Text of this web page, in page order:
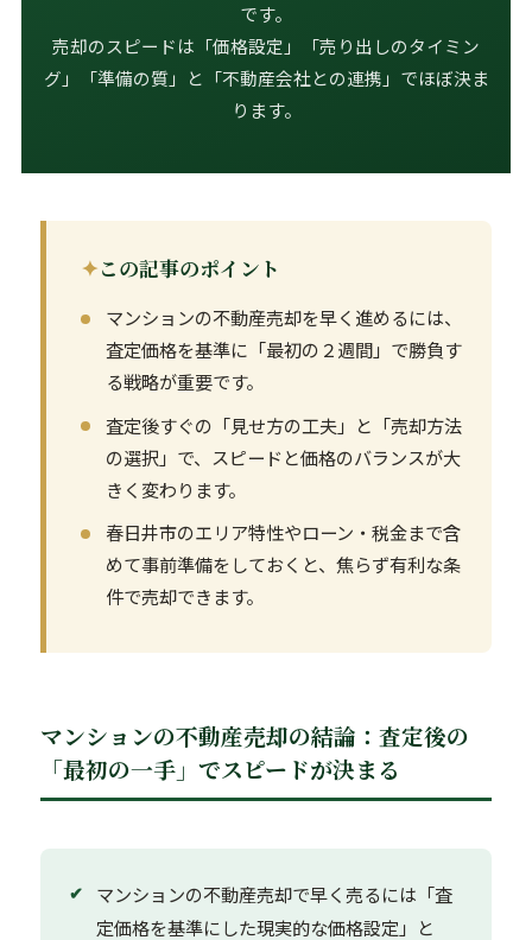
です。
売却のスピードは「価格設定」「売り出しのタイミン
グ」「準備の質」と「不動産会社との連携」でほぼ決ま
ります。
この記事のポイント
マンションの不動産売却を早く進めるには、
査定価格を基準に「最初の２週間」で勝負す
る戦略が重要です。
査定後すぐの「見せ方の工夫」と「売却方法
の選択」で、スピードと価格のバランスが大
きく変わります。
春日井市のエリア特性やローン・税金まで含
めて事前準備をしておくと、焦らず有利な条
件で売却できます。
マンションの不動産売却の結論：査定後の
「最初の一手」でスピードが決まる
マンションの不動産売却で早く売るには「査
定価格を基準にした現実的な価格設定」と